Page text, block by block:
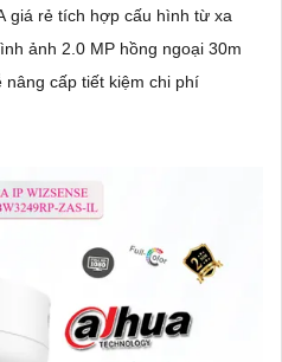
ảnh 2.0 MP hồng ngoại 30m
cấp tiết kiệm chi phí